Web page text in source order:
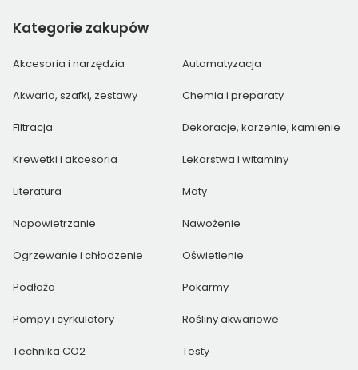
Kategorie zakupów
Akcesoria i narzędzia Automatyzacja
Akwaria, szafki, zestawy Chemia i preparaty
Filtracja Dekoracje, korzenie, kamienie
Krewetki i akcesoria Lekarstwa i witaminy
Literatura Maty
Napowietrzanie Nawożenie
Ogrzewanie i chłodzenie Oświetlenie
Podłoża Pokarmy
Pompy i cyrkulatory Rośliny akwariowe
Technika CO2 Testy